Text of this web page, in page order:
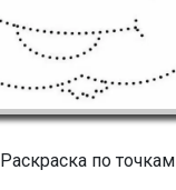
Раскраска по точкам